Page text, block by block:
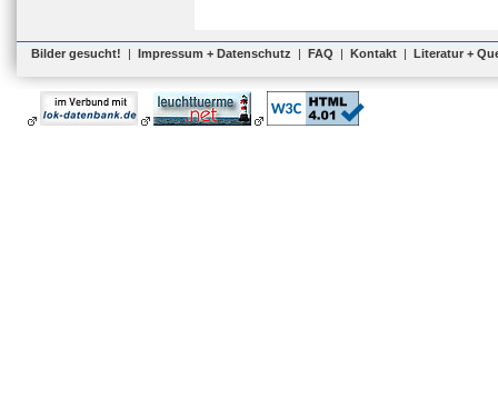
Bilder gesucht! | Impressum + Datenschutz | FAQ | Kontakt | Literatur +